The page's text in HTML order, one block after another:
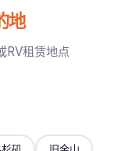
地
RV租赁地点